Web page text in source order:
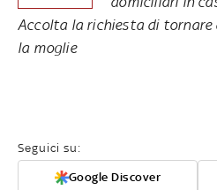
Accolta la richiesta di tornare
la moglie
Seguici su:
Google Discover